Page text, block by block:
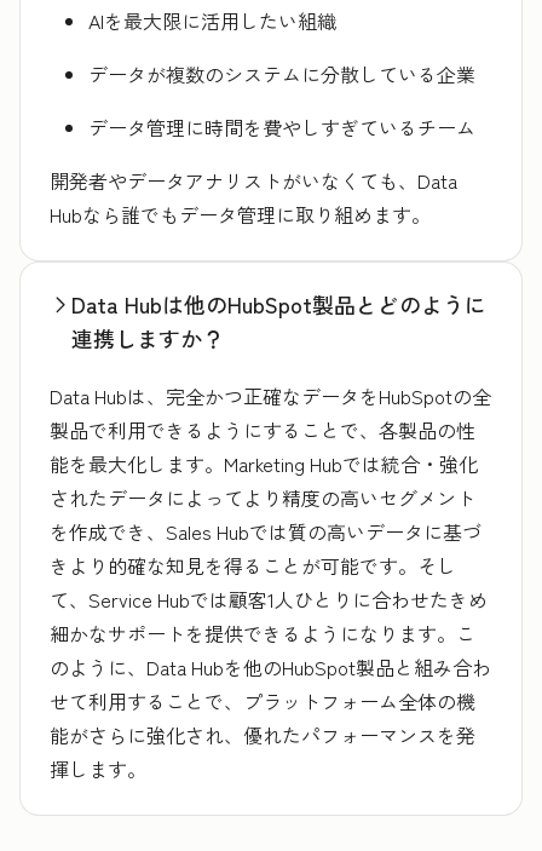
AIを最大限に活用したい組織
データが複数のシステムに分散している企業
データ管理に時間を費やしすぎているチーム
開発者やデータアナリストがいなくても、Data
Hubなら誰でもデータ管理に取り組めます。
Data Hubは他のHubSpot製品とどのように
連携しますか？
Data Hubは、完全かつ正確なデータをHubSpotの全
製品で利用できるようにすることで、各製品の性
能を最大化します。Marketing Hubでは統合・強化
されたデータによってより精度の高いセグメント
を作成でき、Sales Hubでは質の高いデータに基づ
きより的確な知見を得ることが可能です。そし
て、Service Hubでは顧客1人ひとりに合わせたきめ
細かなサポートを提供できるようになります。こ
のように、Data Hubを他のHubSpot製品と組み合わ
せて利用することで、プラットフォーム全体の機
能がさらに強化され、優れたパフォーマンスを発
揮します。